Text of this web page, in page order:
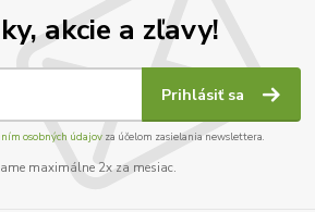
akcie a zľavy!
Prihlásiť sa
osobných údajov za účelom zasielania newslettera.
maximálne 2x za mesiac.